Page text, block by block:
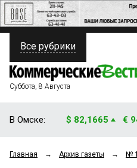
ПОЛИТИКА
ФИНАНСЫ
ОБЩЕСТВО
Все рубрики
Суббота, 8 Августа
В Омске: $ 82,1665 €
Главная → Архив газеты → № 1